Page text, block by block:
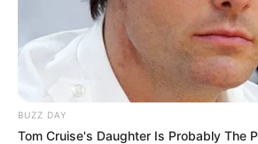
BUZZ DAY
Tom Cruise's Daughter Is Probably The